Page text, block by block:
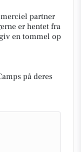
partner
er hentet fra
en tommel op
på deres